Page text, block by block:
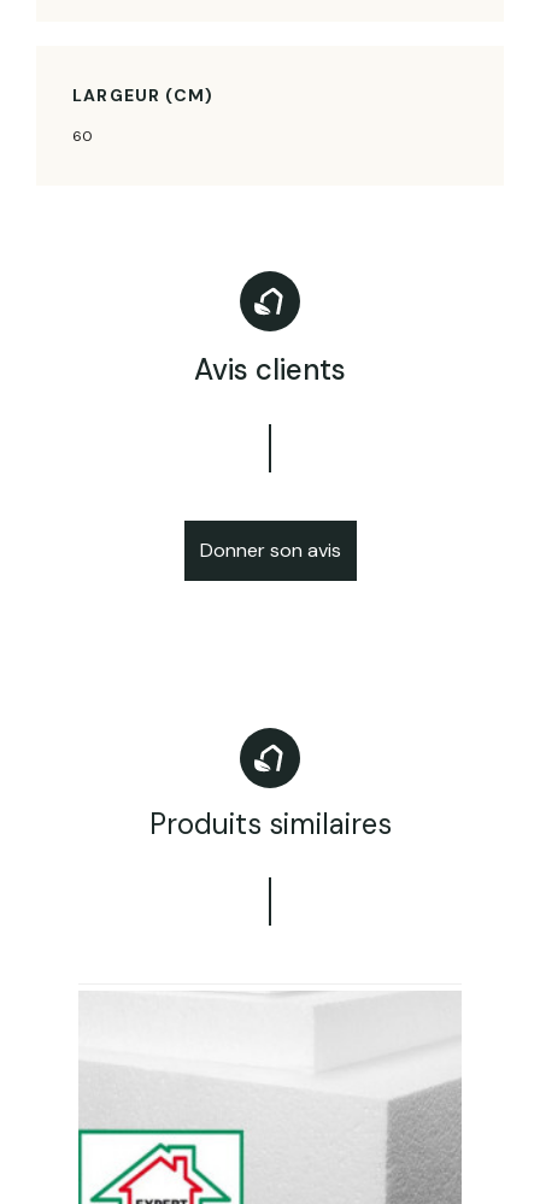
LARGEUR (CM)
60
Avis clients
Donner son avis
Produits similaires